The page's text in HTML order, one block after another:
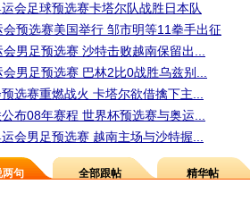
会足球预选赛卡塔尔队战胜日本队
会预选赛美国举行 邹市明等11拳手出征
男足预选赛 沙特击败越南保留出...
男足预选赛 巴林2比0战胜乌兹别...
选赛重燃战火 卡塔尔欲借擒下主...
布08年赛程 世界杯预选赛与奥运...
会男足预选赛 越南主场与沙特握...
两句 全部跟帖 精华帖